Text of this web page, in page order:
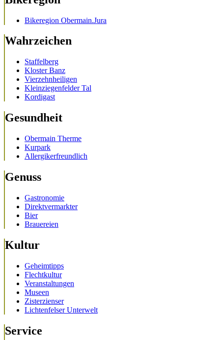
Bikeregion Obermain.Jura
Wahrzeichen
Staffelberg
Kloster Banz
Vierzehnheiligen
Kleinziegenfelder Tal
Kordigast
Gesundheit
Obermain Therme
Kurpark
Allergikerfreundlich
Genuss
Gastronomie
Direktvermarkter
Bier
Brauereien
Kultur
Geheimtipps
Flechtkultur
Veranstaltungen
Museen
Zisterzienser
Lichtenfelser Unterwelt
Service